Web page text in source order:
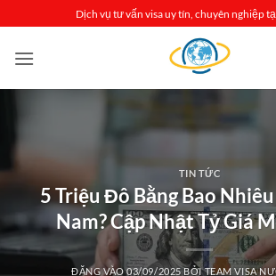
qua
nội
Dịch vụ tư vấn visa uy tín, chuyên nghiệp
TIN TỨC
5 Triệu Đô Bằng Bao
Nam? Cập Nhật Tỷ Giá
ĐĂNG VÀO03/09/2025 BỞITEAM VISA